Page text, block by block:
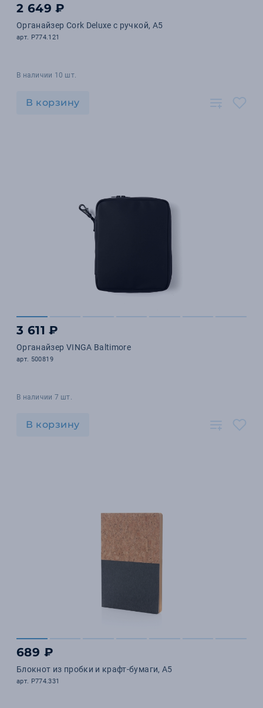
2 649 ₽
Органайзер Cork Deluxe с ручкой, А5
арт. P774.121
В наличии 10 шт.
В корзину
3 611 ₽
Органайзер VINGA Baltimore
арт. 500819
В наличии 7 шт.
В корзину
689 ₽
Блокнот из пробки и крафт-бумаги, A5
арт. P774.331